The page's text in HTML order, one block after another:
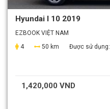
Hyundai I 10 2019
EZBOOK VIỆT NAM
4
50 km Được sử dụng:
1,420,000 VND